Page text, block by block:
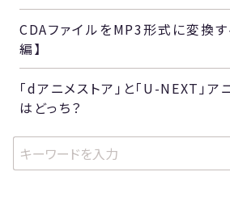
CDAファイルをMP3形式に変換
編】
「dアニメストア」と「U-NEXT」
はどっち？